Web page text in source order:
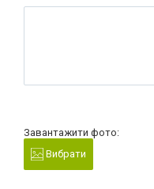
Завантажити фото:
Вибрати